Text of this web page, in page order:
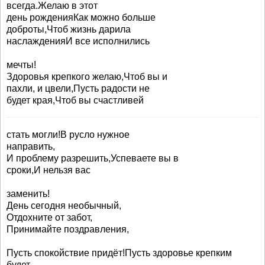
всегда.Желаю в этот
день рожденияКак можно больше
доброты,Чтоб жизнь дарила
наслажденияИ все исполнились
мечты!
Здоровья крепкого желаю,Чтоб вы и
пахли, и цвели,Пусть радости не
будет края,Чтоб вы счастливей
стать могли!В русло нужное
направить,
И проблему разрешить,Успеваете вы в
сроки,И нельзя вас
заменить!
День сегодня необычный,
Отдохните от забот,
Принимайте поздравления,
Пусть спокойствие придёт!Пусть здоровье крепким